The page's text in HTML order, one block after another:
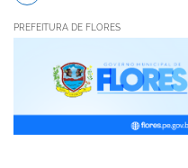
PREFEITURA DE FLORES